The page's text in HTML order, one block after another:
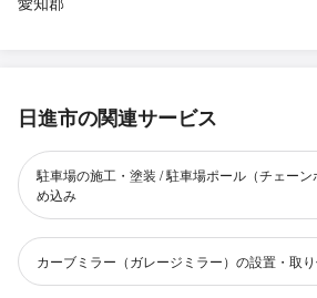
日進市の関連サービス
駐車場の施工・塗装 / 駐車場ポール（チェー
め込み
カーブミラー（ガレージミラー）の設置・取